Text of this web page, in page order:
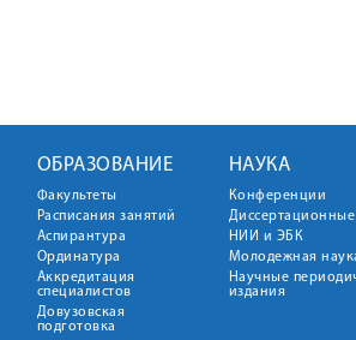
ОБРАЗОВАНИЕ
Факультеты
Расписания занятий
Аспирантура
Ординатура
Аккредитация
специалистов
Довузовская
подготовка
НАУКА
Конференции
Диссертационные
НИИ и ЭБК
Молодежная
Научные
издания